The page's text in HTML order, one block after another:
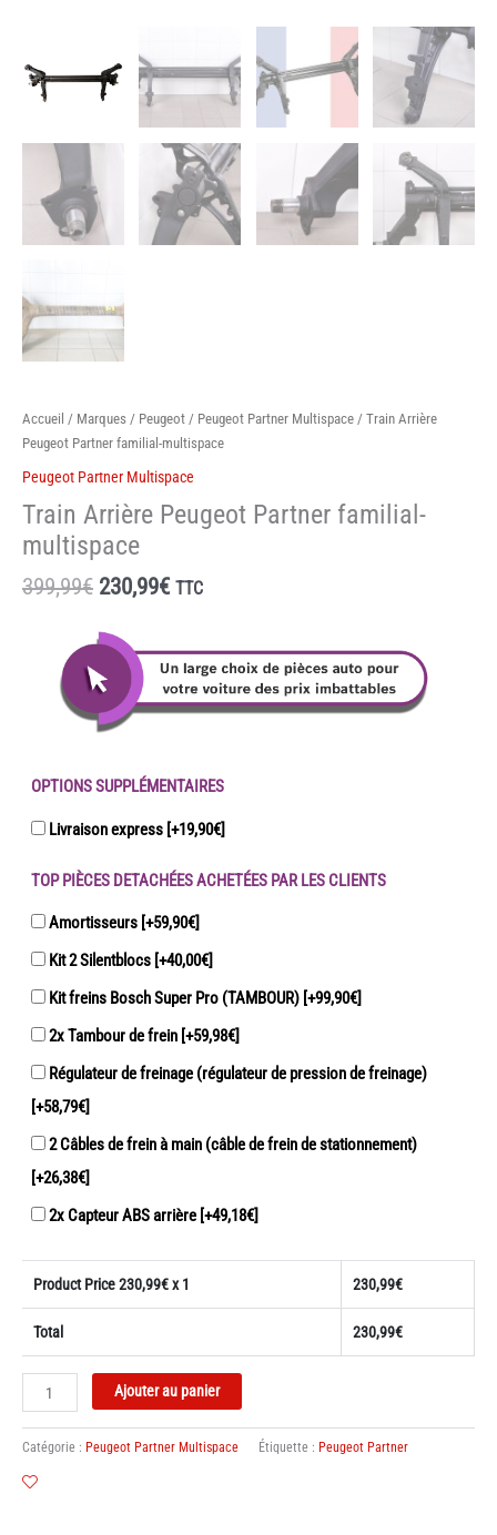
Accueil / Marques / Peugeot / Peugeot Partner Multispace / Train Arrière
Peugeot Partner familial-multispace
Peugeot Partner Multispace
Train Arrière Peugeot Partner familial-
multispace
399,99€ Le
initial
était :
399,99€.
230,99€Le
est :
230,99€.
TTC
OPTIONS SUPPLÉMENTAIRES
Livraison express [+19,90€]
TOP PIÈCES DETACHÉES ACHETÉES PAR LES CLIENTS
Amortisseurs [+59,90€]
Kit 2 Silentblocs [+40,00€]
Kit freins Bosch Super Pro (TAMBOUR) [+99,90€]
2x Tambour de frein [+59,98€]
Régulateur de freinage (régulateur de pression de freinage)
[+58,79€]
2 Câbles de frein à main (câble de frein de stationnement)
[+26,38€]
2x Capteur ABS arrière [+49,18€]
Product Price230,99€ x 1 230,99€
Total 230,99€
quantité
de
Train
Arrière
Peugeot
Ajouter au panier
Catégorie : Peugeot Partner Multispace Étiquette : Peugeot Partner